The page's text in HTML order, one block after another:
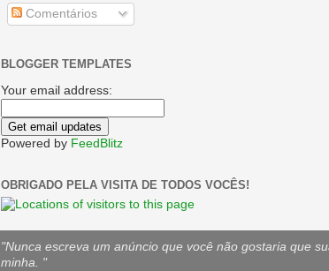
Comentários
BLOGGER TEMPLATES
Your email address:
Powered by FeedBlitz
OBRIGADO PELA VISITA DE TODOS VOCÊS!
"Nunca escreva um anúncio que você não gostaria que
minha. "